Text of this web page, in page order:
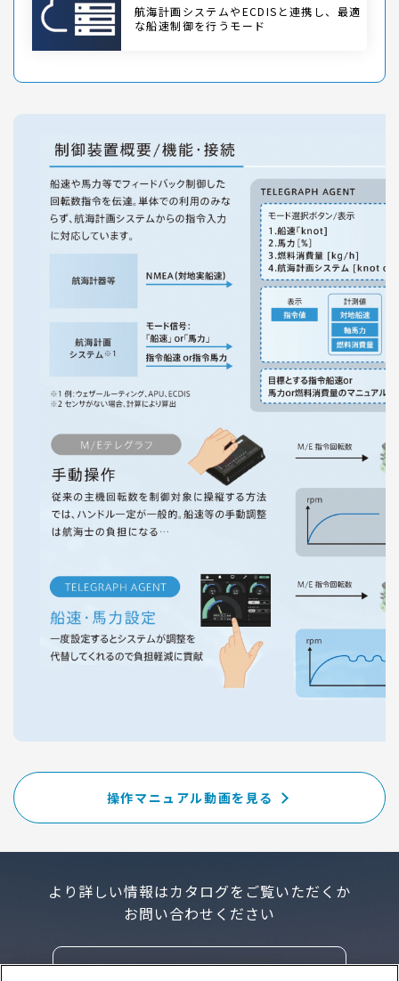
航海計画システムやECDISと連携し、最適
な船速制御を行うモード
操作マニュアル動画を見る
より詳しい情報はカタログをご覧いただくか
お問い合わせください